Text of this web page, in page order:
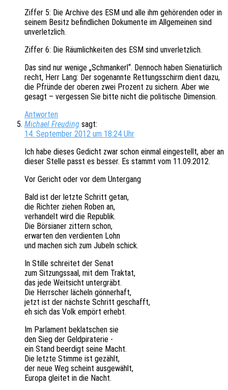
Ziffer 5: Die Archi­ve des ESM und alle ihm gehö­ren­den oder in
seinem Besitz befind­li­chen Doku­men­te im Allge­mei­nen sind
unverletzlich.
Ziffer 6: Die Räum­lich­kei­ten des ESM sind unverletzlich.
Das sind nur wenige „Schman­kerl“. Dennoch haben Sien­a­tür­lich
recht, Herr Lang: Der soge­nann­te Rettungs­schirm dient dazu,
die Pfrün­de der oberen zwei Prozent zu sichern. Aber wie
gesagt – verges­sen Sie bitte nicht die poli­ti­sche Dimension.
Antworten
Michael Freuding sagt:
14. September 2012 um 18:24 Uhr
Ich habe dieses Gedicht zwar schon einmal einge­stellt, aber an
dieser Stelle passt es besser. Es stammt vom 11.09.2012.
Vor Gericht oder vor dem Untergang
Bald ist der letzte Schritt getan,
die Rich­ter ziehen Roben an,
verhan­delt wird die Republik.
Die Börsia­ner zittern schon,
erwar­ten den verdien­ten Lohn
und machen sich zum Jubeln schick.
In Stille schrei­tet der Senat
zum Sitzungs­saal, mit dem Traktat,
das jede Weit­sicht untergräbt.
Die Herr­scher lächeln gönnerhaft,
jetzt ist der nächs­te Schritt geschafft,
eh sich das Volk empört erhebt.
Im Parla­ment beklat­schen sie
den Sieg der Geldpiraterie -
ein Stand beer­digt seine Macht.
Die letzte Stimme ist gezählt,
der neue Weg scheint ausgewählt,
Europa glei­tet in die Nacht.